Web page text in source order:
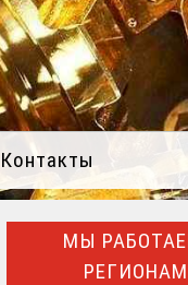
Контакты
МЫ